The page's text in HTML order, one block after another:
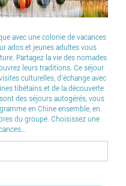
avec une colonie de vacances
ados et jeunes adultes vous
Partagez la vie des nomades
leurs traditions. Ce séjour
culturelles, d’échange avec
tibétains et de la découverte
des séjours autogérés, vous
en Chine ensemble, en
du groupe. Choisissez une